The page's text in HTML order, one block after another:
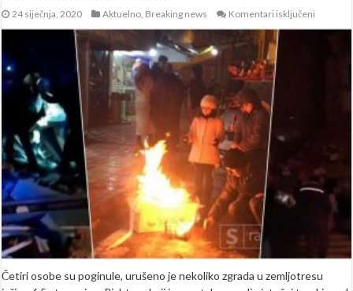
24 siječnja, 2020 Aktuelno Breaking news Komentari isključeni
Četiri osobe su poginule, urušeno je nekoliko zgrada u zemljotresu